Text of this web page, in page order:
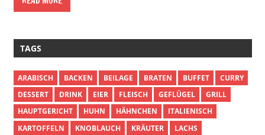
TAGS
ARABISCH BACKEN BEILAGE BRATEN BUFFET
CURRY
DESSERT
DRINK EIER FLEISCH GEFLÜGEL
GRILL
HAUPTGERICHT
HUHN HÄHNCHEN
ITALIENISCH
KARTOFFELN
KNOBLAUCH KRÄUTER
LACHS